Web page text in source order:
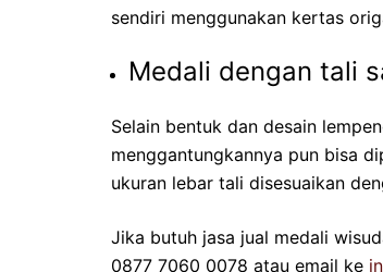
sendiri menggunakan kertas
Medali dengan tali
Selain bentuk dan desain
menggantungkannya pun bisa
ukuran lebar tali disesuaikan
Jika butuh jasa jual medali
0877 7060 0078 atau email ke